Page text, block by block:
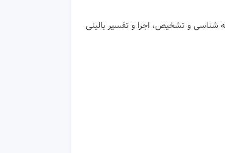
شناسی و تشخیص، اجرا و تفسیر بالینی